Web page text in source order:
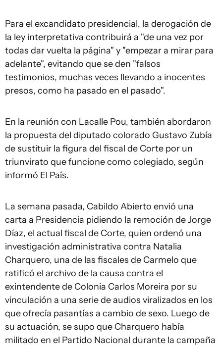
Para el excandidato presidencial, la derogación de
la ley interpretativa contribuirá a "de una vez por
todas dar vuelta la página" y "empezar a mirar para
adelante", evitando que se den "falsos
testimonios, muchas veces llevando a inocentes
presos, como ha pasado en el pasado".
En la reunión con Lacalle Pou, también abordaron
la propuesta del diputado colorado Gustavo Zubía
de sustituir la figura del fiscal de Corte por un
triunvirato que funcione como colegiado, según
informó El País.
La semana pasada, Cabildo Abierto envió una
carta a Presidencia pidiendo la remoción de Jorge
Díaz, el actual fiscal de Corte, quien ordenó una
investigación administrativa contra Natalia
Charquero, una de las fiscales de Carmelo que
ratificó el archivo de la causa contra el
exintendente de Colonia Carlos Moreira por su
vinculación a una serie de audios viralizados en los
que ofrecía pasantías a cambio de sexo. Luego de
su actuación, se supo que Charquero había
militado en el Partido Nacional durante la campaña